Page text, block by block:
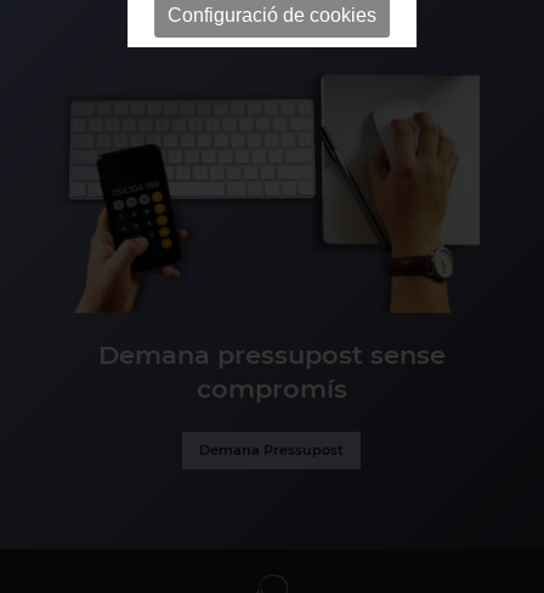
Demana pressupost sense
compromís
Demana Pressupost
Configuració de cookies